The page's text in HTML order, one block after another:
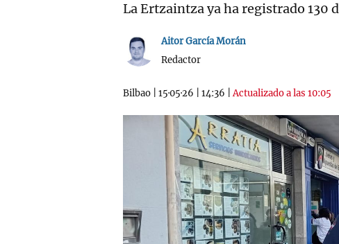
La Ertzaintza ya ha registrado 130
Aitor García Morán
Redactor
Bilbao 15·05·26 14:36 |Actualizado a las 10:05